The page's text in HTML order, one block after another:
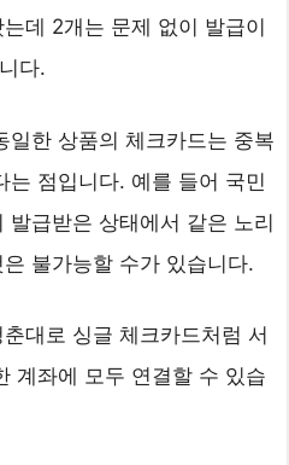
데 2개는 문제 없이 발급이
다.
일한 상품의 체크카드는 중복
는 점입니다. 예를 들어 국민
발급받은 상태에서 같은 노리
불가능할 수가 있습니다.
대로 싱글 체크카드처럼 서
계좌에 모두 연결할 수 있습